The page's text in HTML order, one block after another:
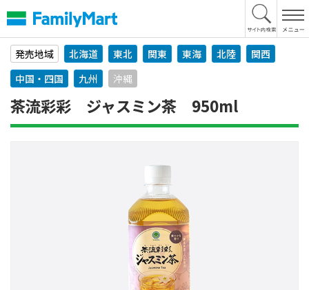
文
へ
発売地域
北海道 東北 関東 東海 北陸
関西
中国・四国
九州 沖縄
茶流彩彩 ジャスミン茶 950ml